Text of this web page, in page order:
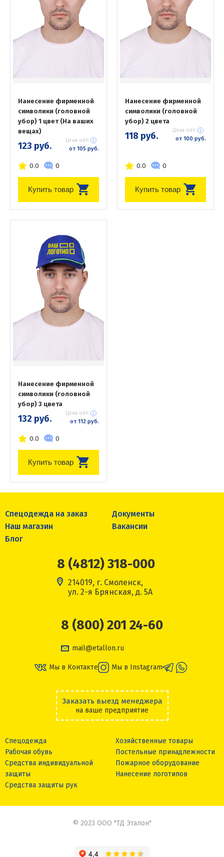
Нанесение фирменной
символики (головной
убор) 1 цвет (На ваших
вещах)
123 руб. Цена опт:
от 105 руб.
0.0 0
Купить товар
Нанесение фирменной
символики (головной
убор) 2 цвета
118 руб. Цена опт:
от 100 руб.
0.0 0
Купить товар
Нанесение фирменной
символики (головной
убор) 3 цвета
132 руб. Цена опт:
от 112 руб.
0.0 0
Купить товар
Спецодежда на заказ
Документы
Наш магазин
Вакансии
Блог
8 (4812) 318-000
214019, г. Смоленск,
ул. 2-я Брянская, д. 5А
8 (800) 201 24-60
mail@etallon.ru
Мы в Контакте Мы в Instagram
Заказать выезд менеджера
на ваше предприятие
Спецодежда
Рабочая обувь
Средства индивидуальной
защиты
Средства защиты рук
Хозяйственные товары
Постельные принадлежности
Пожарное оборудование
Нанесение логотипов
© 2023 ООО "ТД Эталон"